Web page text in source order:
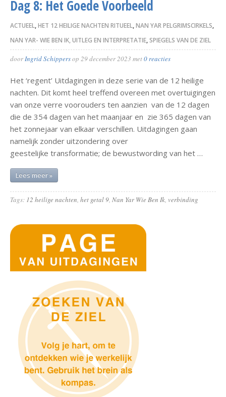
Dag 8: Het Goede Voorbeeld
ACTUEEL,HET 12 HEILIGE NACHTEN RITUEEL,NAN YAR PELGRIMSCIRKELS,
NAN YAR- WIE BEN IK, UITLEG EN INTERPRETATIE,SPIEGELS VAN DE ZIEL
doorIngrid Schippersop 29 december 2023 met0 reacties
Het ‘regent’ Uitdagingen in deze serie van de 12 heilige
nachten. Dit komt heel treffend overeen met overtuigingen
van onze verre voorouders ten aanzien van de 12 dagen
die de 354 dagen van het maanjaar en zie 365 dagen van
het zonnejaar van elkaar verschillen. Uitdagingen gaan
namelijk zonder uitzondering over
geestelijke transformatie; de bewustwording van het …
Lees meer »
Tags: 12 heilige nachten, het getal 9, Nan Yar Wie Ben Ik, verbinding